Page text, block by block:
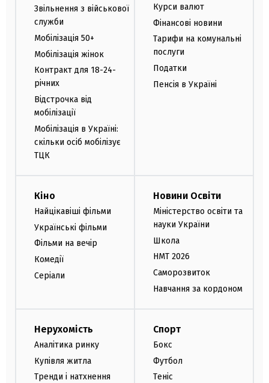
Звільнення з військової
служби
Мобілізація 50+
Мобілізація жінок
Контракт для 18-24-
річних
Відстрочка від
мобілізації
Мобілізація в Україні:
скільки осіб мобілізує
ТЦК
Курси валют
Фінансові новини
Тарифи на комунальні
послуги
Податки
Пенсія в Україні
Кіно
Найцікавіші фільми
Українські фільми
Фільми на вечір
Комедії
Серіали
Новини Освіти
Міністерство освіти та
науки України
Школа
НМТ 2026
Саморозвиток
Навчання за кордоном
Нерухомість
Аналітика ринку
Купівля житла
Тренди і натхнення
Спорт
Бокс
Футбол
Теніс